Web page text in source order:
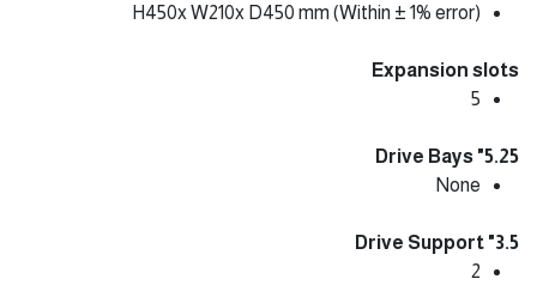
H450x W210x D450 mm (Within ± 1% error)
Expansion slots
5
5.25" Drive Bays
None
3.5" Drive Support
2